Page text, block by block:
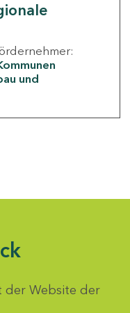
und
der Website der